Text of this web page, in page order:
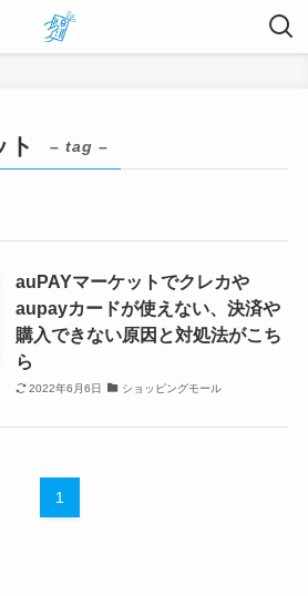
ト – tag –
auPAYマーケットでクレカや
aupayカードが使えない、決済や
購入できない原因と対処法がこち
ら
2022年6月6日 ショッピングモール
1